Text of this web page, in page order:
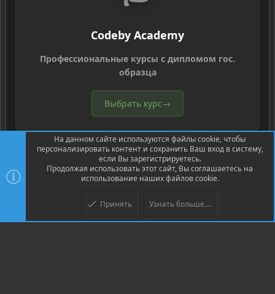
Codeby Academy
Профессиональные курсы с дипломом гос.
образца
Выбрать курс→
Community platform by XenForo ® © 2010-2026 XenForo Ltd.
© Jason Axelrod of 8WAYRUN
На данном сайте используются файлы cookie, чтобы
персонализировать контент и сохранить Ваш вход в систему,
если Вы зарегистрируетесь.
Продолжая использовать этот сайт, Вы соглашаетесь на
использование наших файлов cookie.
Принять Узнать больше....